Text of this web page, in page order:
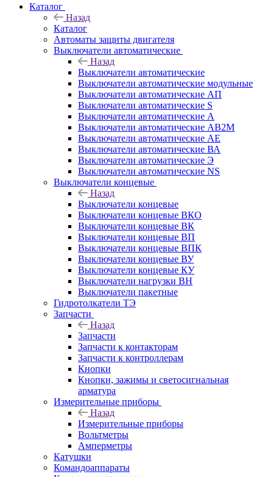
Каталог
Назад
Каталог
Автоматы защиты двигателя
Выключатели автоматические
Назад
Выключатели автоматические
Выключатели автоматические модульные
Выключатели автоматические АП
Выключатели автоматические S
Выключатели автоматические А
Выключатели автоматические АВ2М
Выключатели автоматические АЕ
Выключатели автоматические ВА
Выключатели автоматические Э
Выключатели автоматические NS
Выключатели концевые
Назад
Выключатели концевые
Выключатели концевые ВКО
Выключатели концевые ВК
Выключатели концевые ВП
Выключатели концевые ВПК
Выключатели концевые ВУ
Выключатели концевые КУ
Выключатели нагрузки ВН
Выключатели пакетные
Гидротолкатели ТЭ
Запчасти
Назад
Запчасти
Запчасти к контакторам
Запчасти к контроллерам
Кнопки
Кнопки, зажимы и светосигнальная
арматура
Измерительные приборы
Назад
Измерительные приборы
Вольтметры
Амперметры
Катушки
Командоаппараты